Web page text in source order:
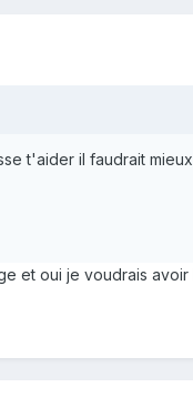
t'aider il faudrait
et oui je voudrais